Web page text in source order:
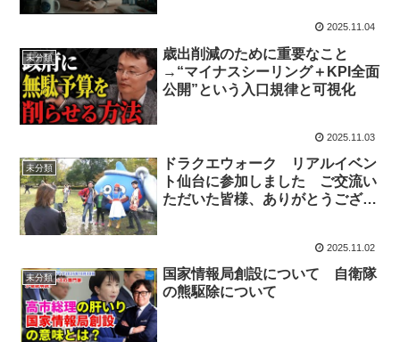
2025.11.04
未分類
歳出削減のために重要なこと
→“マイナスシーリング＋KPI全面
公開”という入口規律と可視化
2025.11.03
未分類
ドラクエウォーク リアルイベン
ト仙台に参加しました ご交流い
ただいた皆様、ありがとうござい
2025.11.02
未分類
国家情報局創設について 自衛隊
の熊駆除について